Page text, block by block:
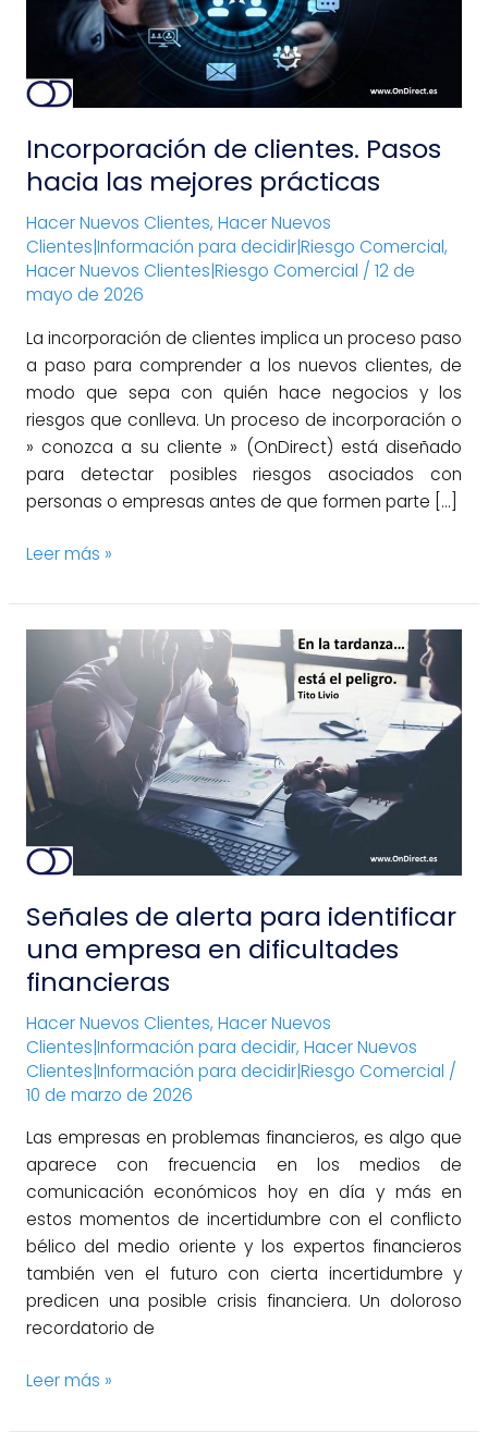
Incorporación de clientes. Pasos
hacia las mejores prácticas
Hacer Nuevos Clientes, Hacer Nuevos
Clientes|Información para decidir|Riesgo Comercial,
Hacer Nuevos Clientes|Riesgo Comercial / 12 de
mayo de 2026
La incorporación de clientes implica un proceso paso
a paso para comprender a los nuevos clientes, de
modo que sepa con quién hace negocios y los
riesgos que conlleva. Un proceso de incorporación o
» conozca a su cliente » (OnDirect) está diseñado
para detectar posibles riesgos asociados con
personas o empresas antes de que formen parte […]
mejores
prácticas
Leer más »
Señales de alerta para identificar
una empresa en dificultades
financieras
Hacer Nuevos Clientes, Hacer Nuevos
Clientes|Información para decidir, Hacer Nuevos
Clientes|Información para decidir|Riesgo Comercial /
10 de marzo de 2026
Las empresas en problemas financieros, es algo que
aparece con frecuencia en los medios de
comunicación económicos hoy en día y más en
estos momentos de incertidumbre con el conflicto
bélico del medio oriente y los expertos financieros
también ven el futuro con cierta incertidumbre y
predicen una posible crisis financiera. Un doloroso
recordatorio de
alerta
para
identificar
una
empresa
en
dificultades
Leer más »